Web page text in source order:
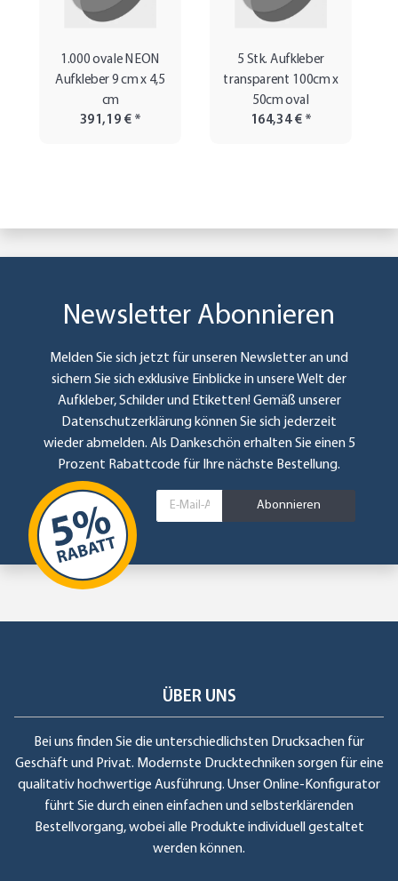
1.000 ovale NEON
Aufkleber 9 cm x 4,5
cm
391,19 € *
5 Stk. Aufkleber
transparent 100cm x
50cm oval
164,34 € *
Newsletter Abonnieren
Melden Sie sich jetzt für unseren Newsletter an und
sichern Sie sich exklusive Einblicke in unsere Welt der
Aufkleber, Schilder und Etiketten! Gemäß unserer
Datenschutzerklärung können Sie sich jederzeit
wieder abmelden. Als Dankeschön erhalten Sie einen 5
Prozent Rabattcode für Ihre nächste Bestellung.
Abonnieren
ÜBER UNS
Bei uns finden Sie die unterschiedlichsten Drucksachen für
Geschäft und Privat. Modernste Drucktechniken sorgen für eine
qualitativ hochwertige Ausführung. Unser Online-Konfigurator
führt Sie durch einen einfachen und selbsterklärenden
Bestellvorgang, wobei alle Produkte individuell gestaltet
werden können.